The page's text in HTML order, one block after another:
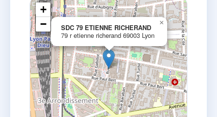
SDC 79 ETIENNE RICHERAND
79 r etienne richerand 69003 Lyon
×
+
−